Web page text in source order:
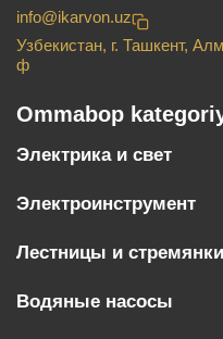
info@ikarvon.uz
Узбекистан, г. Ташкент,
ф
Ommabop
Электрика и свет
Электроинструмент
Лестницы и стремянки
Водяные насосы